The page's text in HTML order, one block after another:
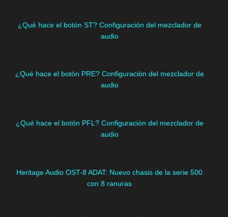
¿Qué hace el botón ST? Configuración del mezclador de
audio
¿Qué hace el botón PRE? Configuración del mezclador de
audio
¿Qué hace el botón PFL? Configuración del mezclador de
audio
Heritage Audio OST-8 ADAT: Nuevo chasis de la serie 500
con 8 ranuras